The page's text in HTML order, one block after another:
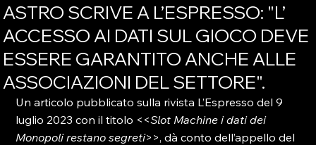
ASTRO SCRIVE A L’ESPRESSO: "L’
ACCESSO AI DATI SUL GIOCO DEVE
ESSERE GARANTITO ANCHE ALLE
ASSOCIAZIONI DEL SETTORE".
Un articolo pubblicato sulla rivista L’Espresso del 9
luglio 2023 con il titolo <<Slot Machine i dati dei
Monopoli restano segreti>>, dà conto dell’appello del